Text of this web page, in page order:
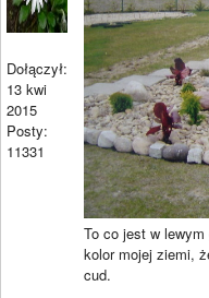
Dołączył:
13 kwi
2015
Posty:
11331
To co jest w
kolor mojej ziemi,
cud.